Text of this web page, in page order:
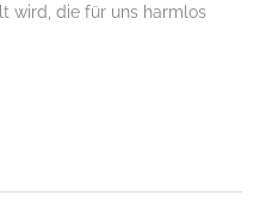
wird, die für uns harmlos